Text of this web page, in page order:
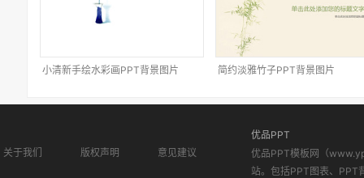
小清新手绘水彩画PPT背景图片 简约淡雅竹子PPT背景图片
关于我们 版权声明 意见建议
优品PPT
优品PPT模板网（
站。包括PPT图表、PPT